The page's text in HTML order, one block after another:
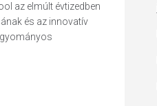
az elmúlt évtizedben
és az innovatív